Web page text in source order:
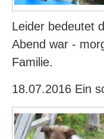
Leider bedeutet
Abend war -
Familie.
18.07.2016 Ein